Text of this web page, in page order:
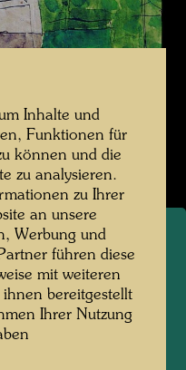
Inhalte und
Funktionen für
können und die
zu analysieren.
zu Ihrer
an unsere
Werbung und
führen diese
mit weiteren
bereitgestellt
Ihrer Nutzung